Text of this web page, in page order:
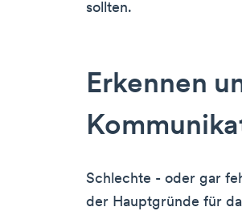
sollten.
Erkennen
Schlechte - oder gar
der Hauptgründe für